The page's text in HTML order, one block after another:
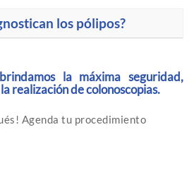
los pólipos?
la máxima seguridad,
realización de colonoscopias.
Agenda tu procedimiento